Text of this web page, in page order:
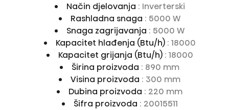
Način djelovanja : Inverterski
Rashladna snaga : 5000 W
Snaga zagrijavanja : 5000 W
Kapacitet hlađenja (Btu/h) : 18000
Kapacitet grijanja (Btu/h) : 18000
Širina proizvoda : 890 mm
Visina proizvoda : 300 mm
Dubina proizvoda : 220 mm
Šifra proizvoda : 20015511